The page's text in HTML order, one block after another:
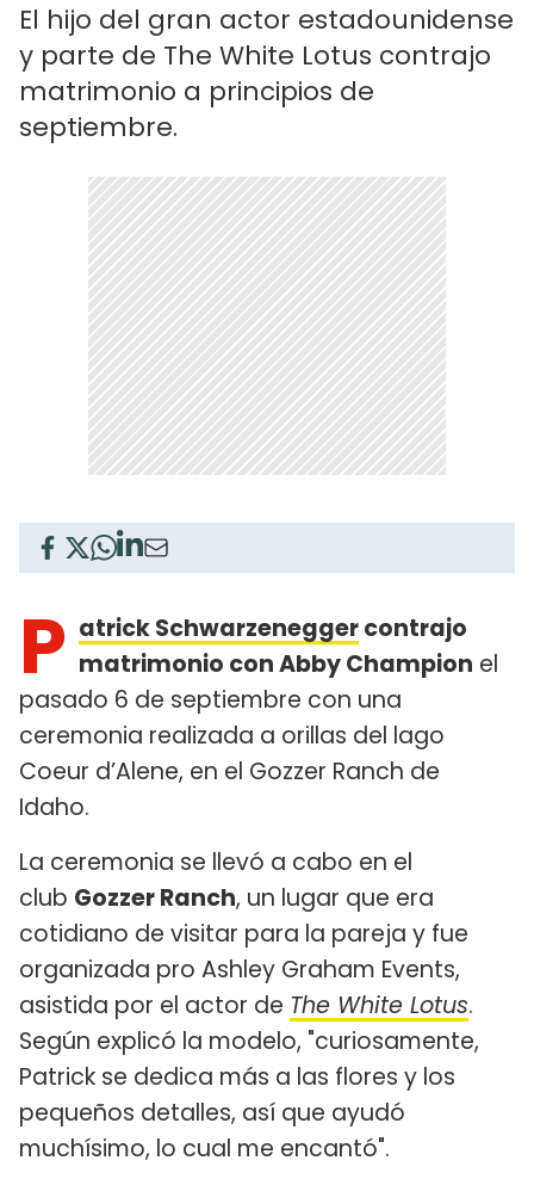
El hijo del gran actor estadounidense
y parte de The White Lotus contrajo
matrimonio a principios de
septiembre.
P atrick Schwarzeneggercontrajo
matrimonio con Abby Champion el
pasado 6 de septiembre con una
ceremonia realizada a orillas del lago
Coeur d’Alene, en el Gozzer Ranch de
Idaho.
La ceremonia se llevó a cabo en el
club Gozzer Ranch, un lugar que era
cotidiano de visitar para la pareja y fue
organizada pro Ashley Graham Events,
asistida por el actor de The White Lotus.
Según explicó la modelo, "curiosamente,
Patrick se dedica más a las flores y los
pequeños detalles, así que ayudó
muchísimo, lo cual me encantó".